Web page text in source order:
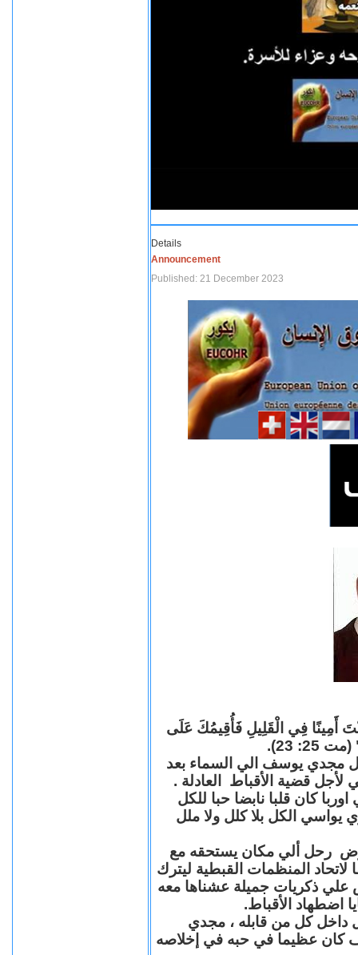
Details
Announcement
Published: 21 December 2023
أَمِينًا فِي الْقَلِيلِ فَأُقِيمُكَ عَلَى
23).
مجدي يوسف الي السماء بعد
قضية الأقباط العادلة .
كان قلبا نابضا حبا للكل
يواسي الكل بلا كلل ولا ملل
رحل ألي مكان يستحقه مع
المنظمات القبطية ليترك
علي ذكريات جميلة عشناها معه
اضطهاد الأقباط.
داخل كل من قابله ، مجدي
عظيما في حبه في إخلاصه